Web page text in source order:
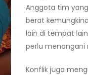
Anggota tim
berat
lain di tempat
perlu menangani
Konflik juga